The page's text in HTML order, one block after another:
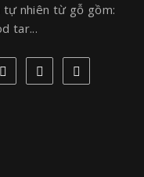
tự nhiên từ gỗ gồm:
tar...